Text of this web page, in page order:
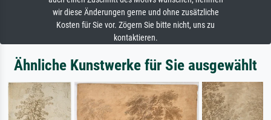
wir diese Änderungen gerne und ohne zusätzliche
Kosten für Sie vor. Zögern Sie bitte nicht, uns zu
kontaktieren.
Ähnliche Kunstwerke für Sie ausgewählt